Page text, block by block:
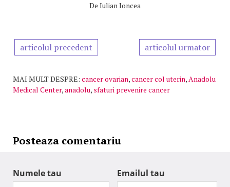
De Iulian Ioncea
articolul precedent articolul urmator
MAI MULT DESPRE: cancer ovarian,cancer col uterin,Anadolu
Medical Center,anadolu, sfaturi prevenire cancer
Posteaza comentariu
Numele tau Emailul tau